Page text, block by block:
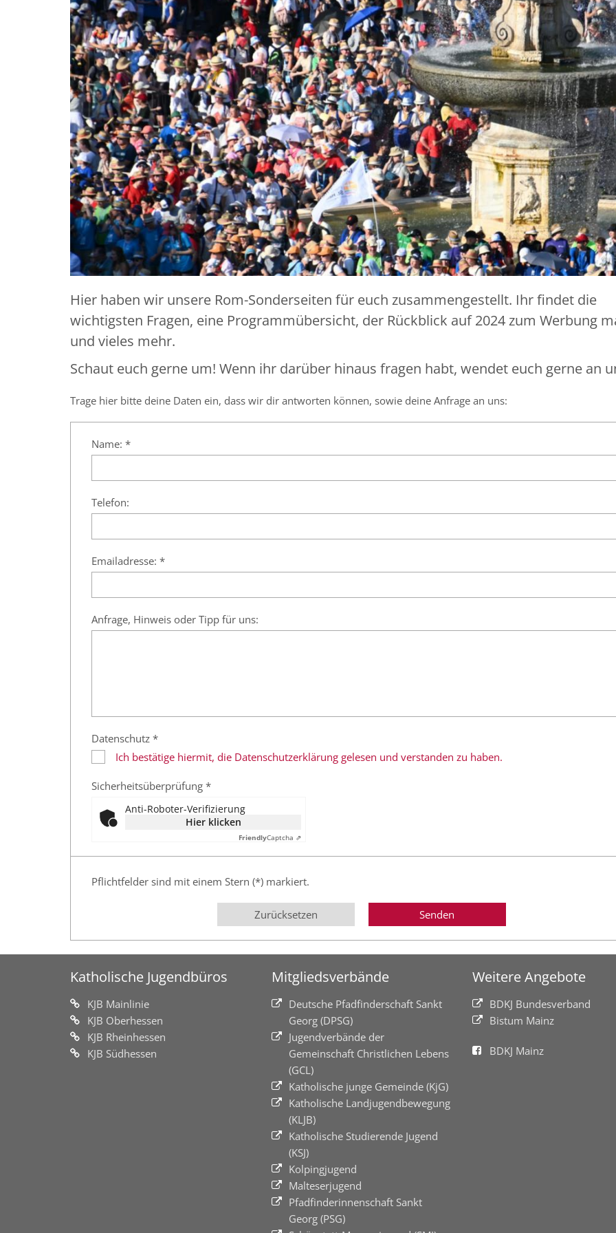
Hier haben wir unsere Rom-Sonderseiten für euch zusammengestellt. Ihr findet die
wichtigsten Fragen, eine Programmübersicht, der Rückblick auf 2024 zum Werbung
und vieles mehr.
Schaut euch gerne um! Wenn ihr darüber hinaus fragen habt, wendet euch gerne an
Trage hier bitte deine Daten ein, dass wir dir antworten können, sowie deine Anfrage an uns:
Name: *
Telefon:
Emailadresse: *
Anfrage, Hinweis oder Tipp für uns:
Datenschutz *
Ich bestätige hiermit, die Datenschutzerklärung gelesen und verstanden zu haben.
Sicherheitsüberprüfung *
Anti-Roboter-Verifizierung
Hier klicken
FriendlyCaptcha ⇗
Pflichtfelder sind mit einem Stern (*) markiert.
Zurücksetzen
Katholische Jugendbüros
KJB Mainlinie
KJB Oberhessen
KJB Rheinhessen
KJB Südhessen
Mitgliedsverbände
Deutsche Pfadfinderschaft Sankt
Georg (DPSG)
Jugendverbände der
Gemeinschaft Christlichen Lebens
(GCL)
Katholische junge Gemeinde (KjG)
Katholische Landjugendbewegung
(KLJB)
Katholische Studierende Jugend
(KSJ)
Kolpingjugend
Malteserjugend
Pfadfinderinnenschaft Sankt
Georg (PSG)
Weitere Angebote
BDKJ Bundesverband
Bistum Mainz
BDKJ Mainz